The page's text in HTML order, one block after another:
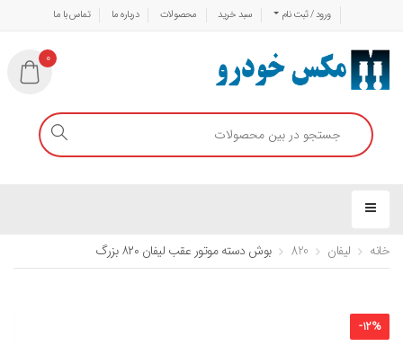
ورود / ثبت نام سبد خرید محصولات درباره ما تماس با ما
0
خانه لیفان 820 بوش دسته موتور عقب لیفان ۸۲۰ بزرگ
-12%